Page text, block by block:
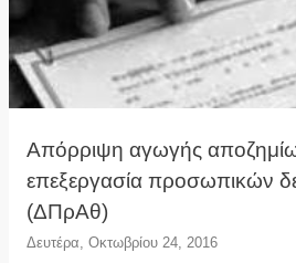
ρ
τ
ή
σ
Απόρριψη αγωγής
επεξεργασία προσωπικών
(ΔΠρΑθ)
Δευτέρα, Οκτωβρίου 24, 2016